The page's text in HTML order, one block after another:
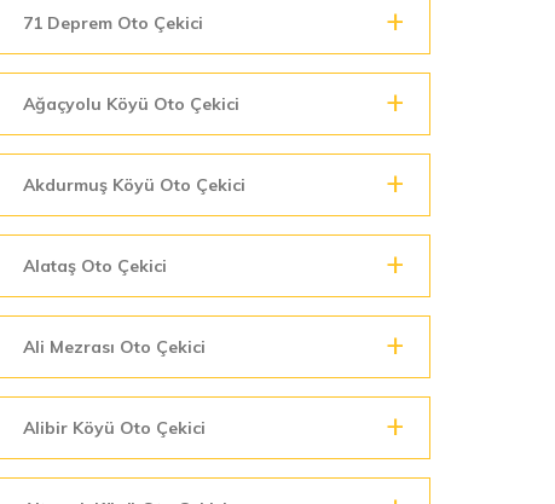
71 Deprem Oto Çekici
Ağaçyolu Köyü Oto Çekici
Akdurmuş Köyü Oto Çekici
Alataş Oto Çekici
Ali Mezrası Oto Çekici
Alibir Köyü Oto Çekici